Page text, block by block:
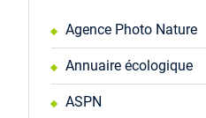
Agence Photo Nature
Annuaire écologique
ASPN